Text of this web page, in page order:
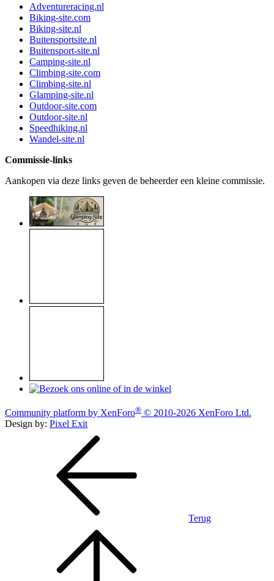
Adventureracing.nl
Biking-site.com
Biking-site.nl
Buitensportsite.nl
Buitensport-site.nl
Camping-site.nl
Climbing-site.com
Climbing-site.nl
Glamping-site.nl
Outdoor-site.com
Outdoor-site.nl
Speedhiking.nl
Wandel-site.nl
Commissie-links
Aankopen via deze links geven de beheerder een kleine commissie.
Community platform by XenForo® © 2010-2026 XenForo Ltd.
Design by: Pixel Exit
Terug